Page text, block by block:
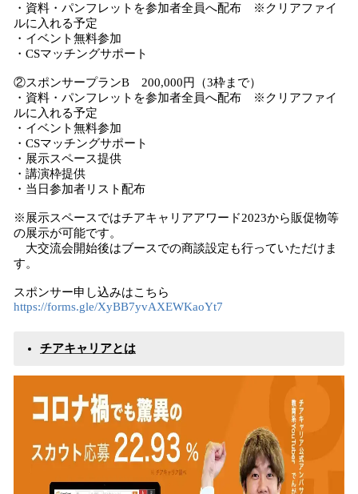
・資料・パンフレットを参加者全員へ配布 ※クリアファイ
ルに入れる予定
・イベント無料参加
・CSマッチングサポート
②スポンサープランB 200,000円（3枠まで）
・資料・パンフレットを参加者全員へ配布 ※クリアファイ
ルに入れる予定
・イベント無料参加
・CSマッチングサポート
・展示スペース提供
・講演枠提供
・当日参加者リスト配布
※展示スペースではチアキャリアアワード2023から販促物等
の展示が可能です。
大交流会開始後はブースでの商談設定も行っていただけま
す。
スポンサー申し込みはこちら
https://forms.gle/XyBB7yvAXEWKaoYt7
チアキャリアとは